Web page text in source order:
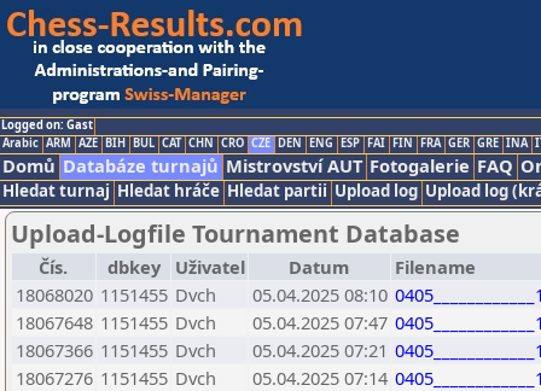
Logged on: Gast
Arabic ARM AZE BIH BUL CAT CHN CRO CZE DEN ENG ESP FAI FIN FRA GER GRE INA
Domů Databáze turnajů Mistrovství AUT Fotogalerie FAQ
Hledat turnaj Hledat hráče Hledat partii Upload log Upload log
Upload-Logfile Tournament Database
Čís. dbkey Uživatel Datum
Filename
18068020 1151455 Dvch 05.04.2025 08:10
18067648 1151455 Dvch 05.04.2025 07:47
18067366 1151455 Dvch 05.04.2025 07:21
18067276 1151455 Dvch 05.04.2025 07:14